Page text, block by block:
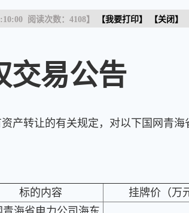
阅读次数： 4108】 【我要打印】 【关闭 】
交易公告
产转让的有关规定，对以下国网青
标的内容 挂牌价（万